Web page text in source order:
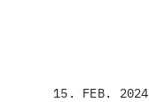
15. FEB. 2024